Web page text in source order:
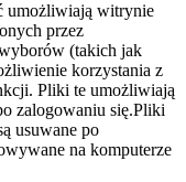
umożliwiają witrynie
przez
(takich jak
korzystania z
Pliki te umożliwiają
zalogowaniu się.Pliki
usuwane po
na komputerze